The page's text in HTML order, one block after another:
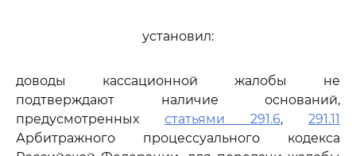
установил:
доводы кассационной жалобы не
подтверждают наличие оснований,
предусмотренных статьями 291.6, 291.11
Арбитражного процессуального кодекса